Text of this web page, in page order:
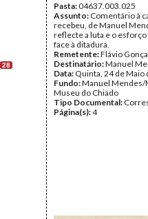
28
Pasta:04637.003.025
Assunto: Comentário à
recebeu, de Manuel
reflecte a luta e o
face à ditadura.
Remetente:Flávio
Destinatário:Manuel
Data: Quinta, 24 de Maio
Fundo:Manuel Mendes/
Museu do Chiado
Tipo Documental:
Página(s):4